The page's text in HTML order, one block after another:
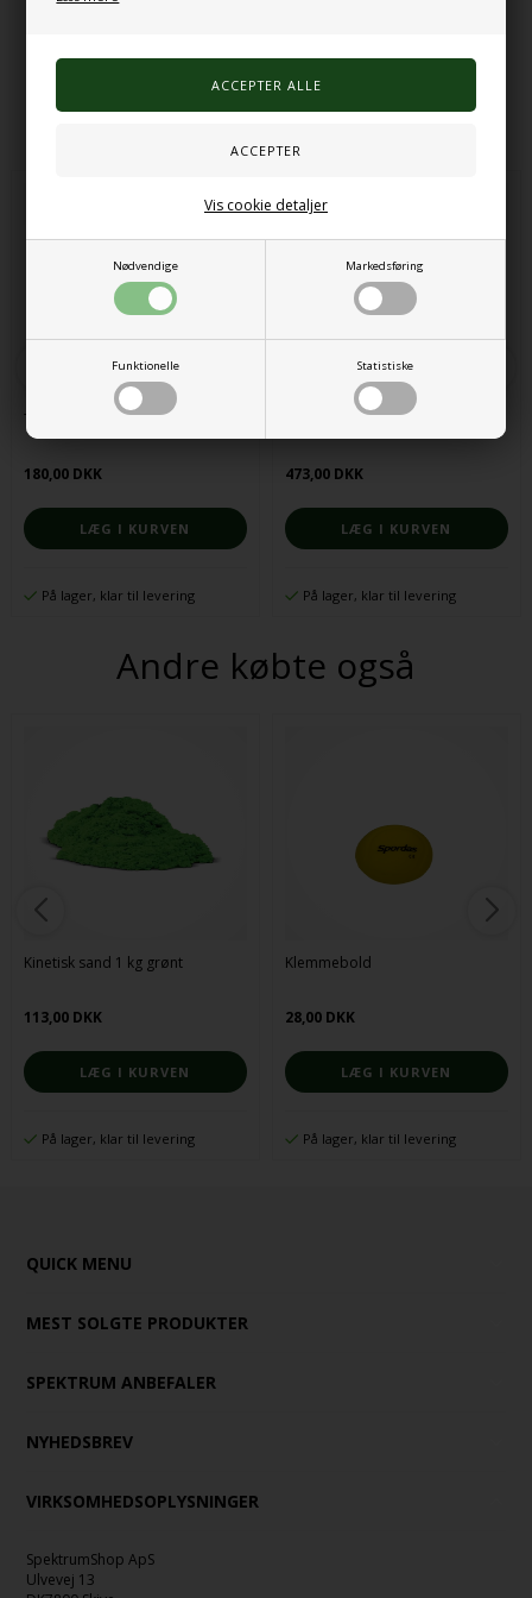
Nødvendige Markedsføring
Funktionelle Statistiske
Vis cookie detaljer
Alternative produkter
Terapi putty 5stk
180,00 DKK
På lager, klar til levering
Fidgetkasse 16stk
473,00 DKK
På lager, klar til levering
Andre købte også
Kinetisk sand 1 kg grønt
113,00 DKK
På lager, klar til levering
Klemmebold
28,00 DKK
På lager, klar til levering
QUICK MENU
MEST SOLGTE PRODUKTER
SPEKTRUM ANBEFALER
NYHEDSBREV
VIRKSOMHEDSOPLYSNINGER
SpektrumShop ApS
Ulvevej 13